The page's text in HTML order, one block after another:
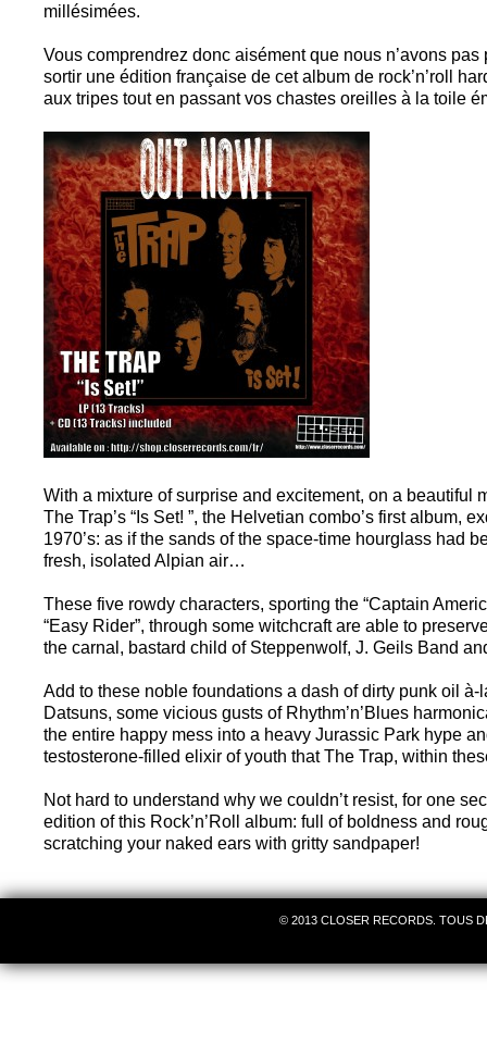
millésimées.
Vous comprendrez donc aisément que nous n’avons
sortir une édition française de cet album de rock’n’roll
aux tripes tout en passant vos chastes oreilles à la toile
With a mixture of surprise and excitement, on a beautiful
The Trap’s “Is Set! ”, the Helvetian combo’s first album,
1970’s: as if the sands of the space-time hourglass had
fresh, isolated Alpian air…
These five rowdy characters, sporting the “Captain
“Easy Rider”, through some witchcraft are able to
the carnal, bastard child of Steppenwolf, J. Geils Band
Add to these noble foundations a dash of dirty punk oil
Datsuns, some vicious gusts of Rhythm’n’Blues
the entire happy mess into a heavy Jurassic Park hype
testosterone-filled elixir of youth that The Trap, within
Not hard to understand why we couldn’t resist, for one
edition of this Rock’n’Roll album: full of boldness and
scratching your naked ears with gritty sandpaper!
© 2013 CLOSER RECORDS. TOUS